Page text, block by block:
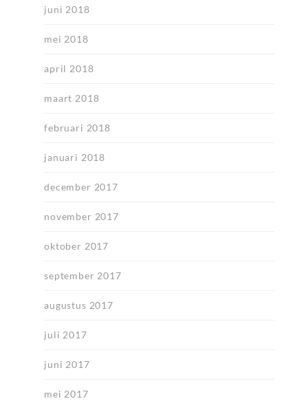
juni 2018
mei 2018
april 2018
maart 2018
februari 2018
januari 2018
december 2017
november 2017
oktober 2017
september 2017
augustus 2017
juli 2017
juni 2017
mei 2017